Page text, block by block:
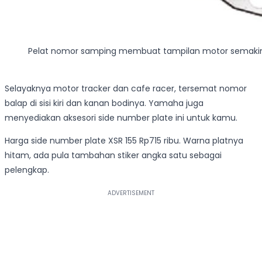
Pelat nomor samping membuat tampilan motor
Selayaknya motor tracker dan cafe racer, tersemat nomor
balap di sisi kiri dan kanan bodinya. Yamaha juga
menyediakan aksesori side number plate ini untuk kamu.
Harga side number plate XSR 155 Rp715 ribu. Warna platnya
hitam, ada pula tambahan stiker angka satu sebagai
pelengkap.